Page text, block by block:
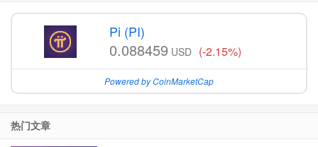
Pi (PI)
0.088459 USD (-2.15%)
Powered by CoinMarketCap
热门文章